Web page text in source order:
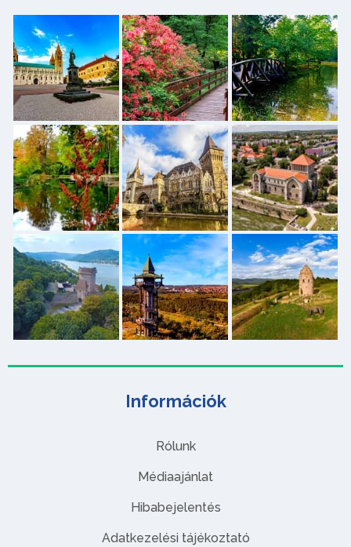
Információk
Rólunk
Médiaajánlat
Hibabejelentés
Adatkezelési tájékoztató